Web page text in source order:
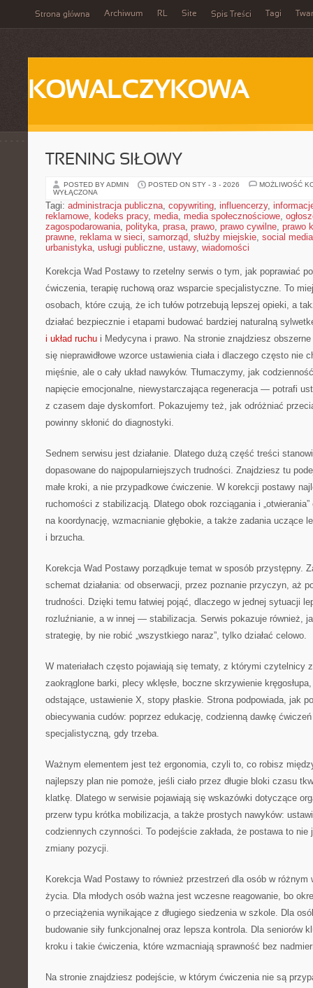
Strona główna Archiwum RL Site Spis Treści Tagi
KOWALCZYKOWA
TRENING SIŁOWY
POSTED BY ADMIN POSTED ON STY - 3 - 2026
MOŻLIWOŚĆ
WYŁĄCZONA
Tagi: administracja publiczna, copywriting, influencerzy,
reklamowe, kodeks pracy, media, media społecznościowe,
zagospodarowania, polityka, prasa, prawo, prawo cywilne, prawo
prawne, reklama w sieci, samorząd, służby miejskie, social media
urbanistyka, usługi publiczne, ustawy, wiadomości
Korekcja Wad Postawy to rzetelny serwis o tym, jak poprawiać
ćwiczenia, terapię ruchową oraz wsparcie specjalistyczne. To
osobach, które czują, że ich tułów potrzebują lepszej opieki, a
działać bezpiecznie i etapami budować bardziej naturalną
i układ ruchu i Medycyna i prawo. Na stronie znajdziesz
się nieprawidłowe wzorce ustawienia ciała i dlaczego często nie
mięśnie, ale o cały układ nawyków. Tłumaczymy, jak
napięcie emocjonalne, niewystarczająca regeneracja — potrafi
z czasem daje dyskomfort. Pokazujemy też, jak odróżniać
powinny skłonić do diagnostyki.
Sednem serwisu jest działanie. Dlatego dużą część treści
dopasowane do najpopularniejszych trudności. Znajdziesz tu
małe kroki, a nie przypadkowe ćwiczenie. W korekcji postawy
ruchomości z stabilizacją. Dlatego obok rozciągania i
na koordynację, wzmacnianie głębokie, a także zadania uczące
i brzucha.
Korekcja Wad Postawy porządkuje temat w sposób przystępny.
schemat działania: od obserwacji, przez poznanie przyczyn, aż
trudności. Dzięki temu łatwiej pojąć, dlaczego w jednej sytuacji
rozluźnianie, a w innej — stabilizacja. Serwis pokazuje również,
strategię, by nie robić „wszystkiego naraz”, tylko działać celowo.
W materiałach często pojawiają się tematy, z którymi czytelnicy
zaokrąglone barki, plecy wklęsłe, boczne skrzywienie
odstające, ustawienie X, stopy płaskie. Strona podpowiada, jak
obiecywania cudów: poprzez edukację, codzienną dawkę
specjalistyczną, gdy trzeba.
Ważnym elementem jest też ergonomia, czyli to, co robisz
najlepszy plan nie pomoże, jeśli ciało przez długie bloki czasu
klatkę. Dlatego w serwisie pojawiają się wskazówki dotyczące
przerw typu krótka mobilizacja, a także prostych nawyków:
codziennych czynności. To podejście zakłada, że postawa to
zmiany pozycji.
Korekcja Wad Postawy to również przestrzeń dla osób w
życia. Dla młodych osób ważna jest wczesne reagowanie, bo
o przeciążenia wynikające z długiego siedzenia w szkole. Dla
budowanie siły funkcjonalnej oraz lepsza kontrola. Dla seniorów
kroku i takie ćwiczenia, które wzmacniają sprawność bez
Na stronie znajdziesz podejście, w którym ćwiczenia nie są